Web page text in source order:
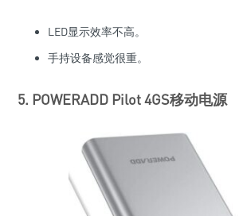
LED显示效率不高。
手持设备感觉很重。
5. POWERADD Pilot 4GS移动电源